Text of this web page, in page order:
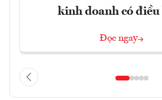
kinh doanh có
Đọc ngay